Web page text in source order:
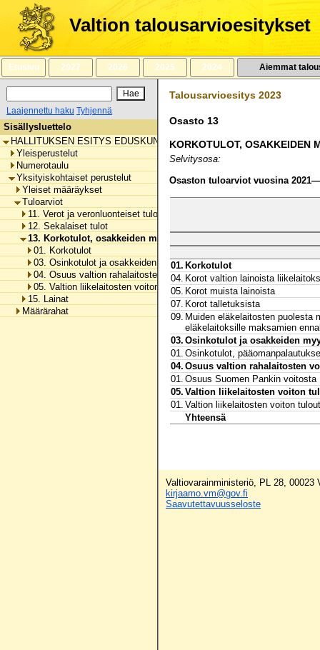
Siirry
sisältöön
Valtion talousarvioesitykset
Etusivu 2027 2026 2025 2024 Aiemmat
Laajennettu haku Tyhjennä
Sisällysluettelo
HALLITUKSEN ESITYS EDUSKUNNALLE VALTION TALOUSARVIOKSI
Yleisperustelut
Numerotaulu
Yksityiskohtaiset perustelut
Yleiset määräykset
Tuloarviot
11. Verot ja veronluonteiset tulot
12. Sekalaiset tulot
13. Korkotulot, osakkeiden myyntitulot ja voiton tuloutukset
01. Korkotulot
03. Osinkotulot ja osakkeiden myyntitulot
04. Osuus valtion rahalaitosten voitosta
05. Valtion liikelaitosten voiton tuloutukset
15. Lainat
Määrärahat
Talousarvioesitys 2023
Osasto 13
KORKOTULOT, OSAKKEIDEN
Selvitysosa:
Osaston tuloarviot vuosina
01. Korkotulot
04. Korot valtion lainoista
05. Korot muista lainoista
07. Korot talletuksista
09. Muiden eläkelaitosten puolesta
eläkelaitoksille maksamien
03. Osinkotulot ja osakkeiden
01. Osinkotulot,
04. Osuus valtion rahalaitosten
01. Osuus Suomen Pankin voitosta
05. Valtion liikelaitosten voiton
01. Valtion liikelaitosten voiton
Yhteensä
Valtiovarainministeriö, PL 28, 00023
kirjaamo.vm@gov.fi
Saavutettavuusseloste